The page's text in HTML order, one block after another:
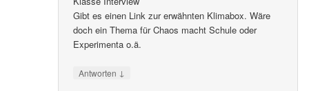
Gibt es einen Link zur erwähnten Klimabox. Wäre
doch ein Thema für Chaos macht Schule oder
Experimenta o.ä.
Antworten ↓